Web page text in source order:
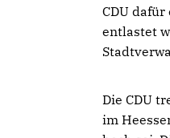
CDU
entlastet
Die CDU
im